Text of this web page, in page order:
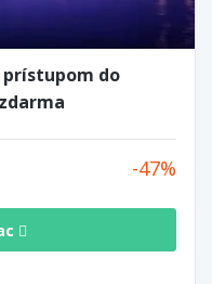
prístupom do
47